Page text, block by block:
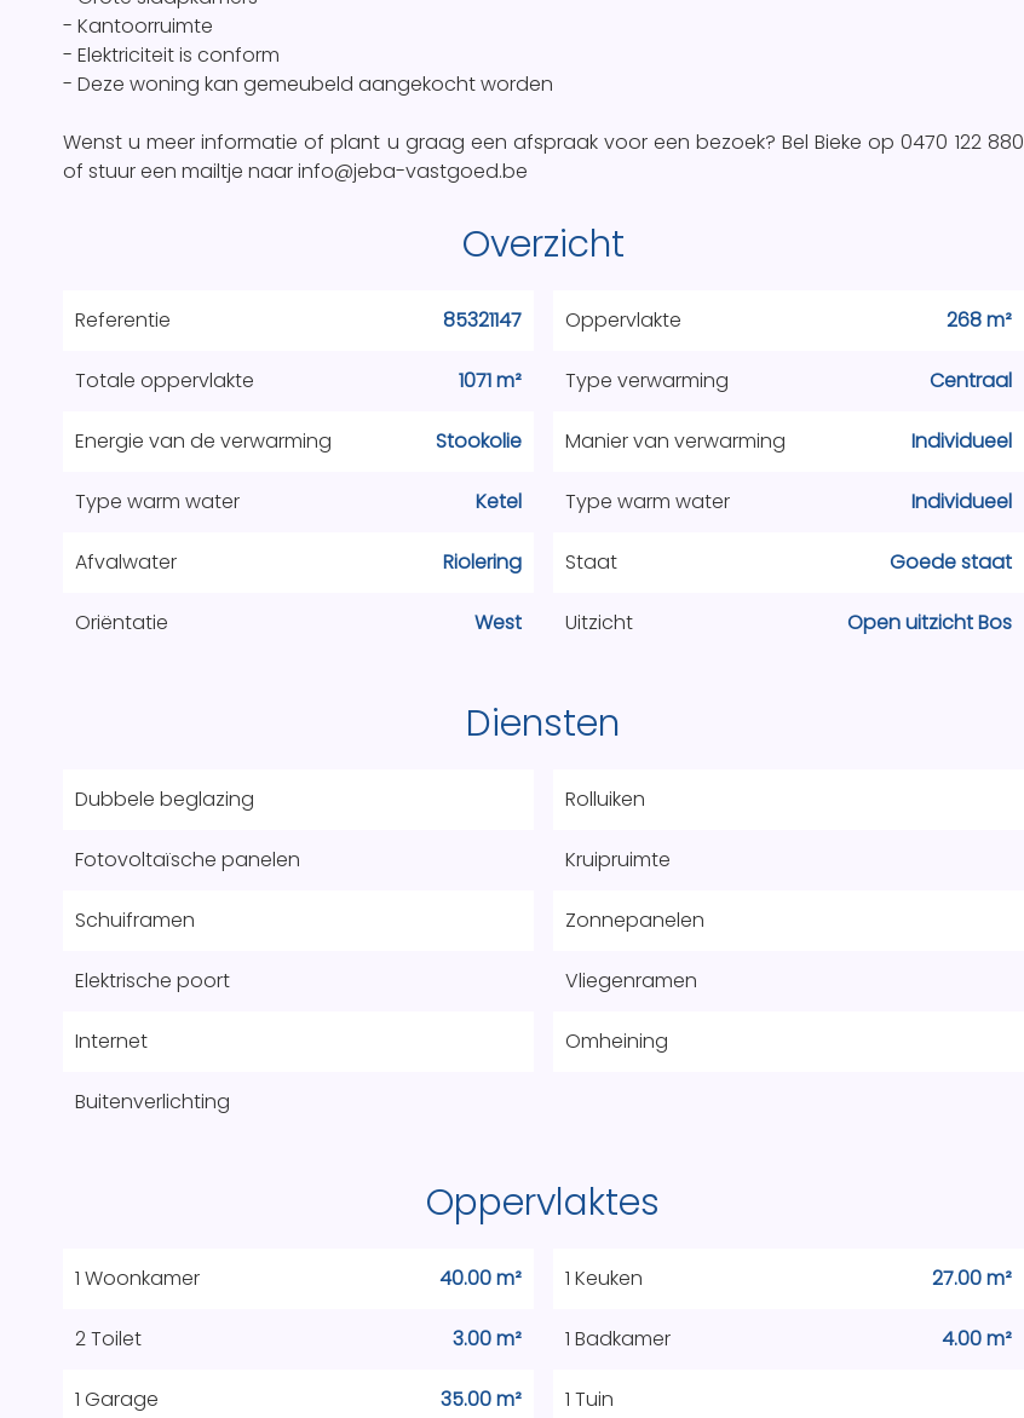
- Kantoorruimte
- Elektriciteit is conform
- Deze woning kan gemeubeld aangekocht worden
Wenst u meer informatie of plant u graag een afspraak voor een bezoek? Bel Bieke op 0470 122 880
of stuur een mailtje naar info@jeba-vastgoed.be
Overzicht
Referentie 85321147 Oppervlakte 268 m²
Totale oppervlakte 1071 m² Type verwarming Centraal
Energie van de verwarming Stookolie Manier van verwarming Individueel
Type warm water Ketel Type warm water Individueel
Afvalwater Riolering Staat Goede staat
Oriëntatie West Uitzicht Open uitzicht Bos
Diensten
Dubbele beglazing Rolluiken
Fotovoltaïsche panelen Kruipruimte
Schuiframen Zonnepanelen
Elektrische poort Vliegenramen
Internet Omheining
Buitenverlichting
Oppervlaktes
1 Woonkamer 40.00 m² 1 Keuken 27.00 m²
2 Toilet 3.00 m² 1 Badkamer 4.00 m²
1 Garage 35.00 m² 1 Tuin